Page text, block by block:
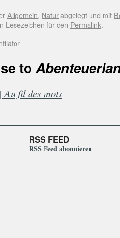
Allgemein, Naturabgelegt und mit
Lesezeichen für den Permalink.
to
Au fil des mots
RSS FEED
RSS Feed abonnieren